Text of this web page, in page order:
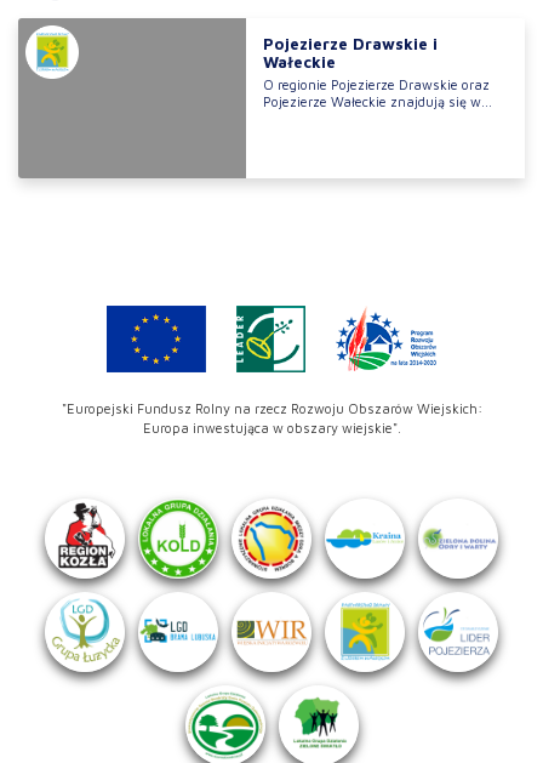
Pojezierze Drawskie i
Wałeckie
O regionie Pojezierze Drawskie oraz
Pojezierze Wałeckie znajdują się w...
"Europejski Fundusz Rolny na rzecz Rozwoju Obszarów Wiejskich:
Europa inwestująca w obszary wiejskie".